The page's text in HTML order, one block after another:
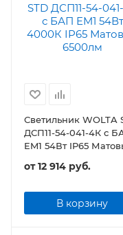
Светильник WOLTA
ДСП11-54-041-4К с
EM1 54Вт IP65
от12 914 руб.
В корзину